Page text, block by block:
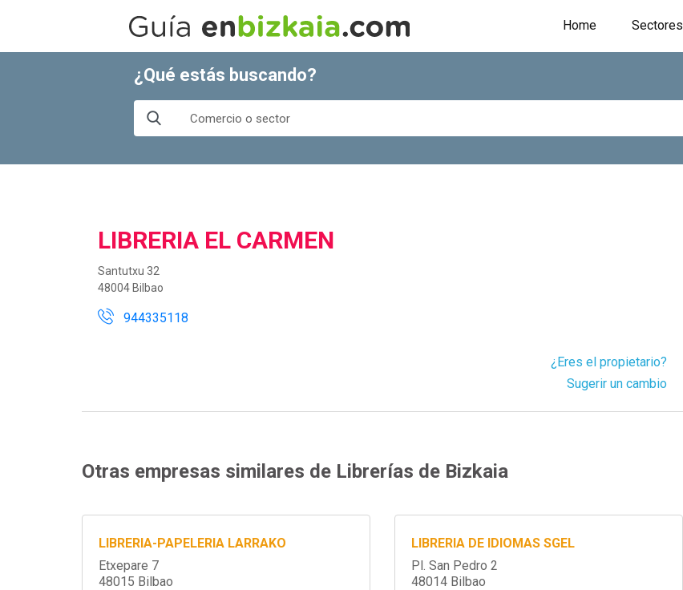
Home Sectores
¿Qué estás buscando?
LIBRERIA EL CARMEN
Santutxu 32
48004 Bilbao
944335118
¿Eres el propietario?
Sugerir un cambio
Otras empresas similares de Librerías de Bizkaia
LIBRERIA-PAPELERIA LARRAKO
Etxepare 7
48015 Bilbao
LIBRERIA DE IDIOMAS SGEL
Pl. San Pedro 2
48014 Bilbao